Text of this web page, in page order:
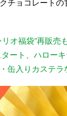
リオ福袋”再販売
ート、ハロー
缶入りカステラ